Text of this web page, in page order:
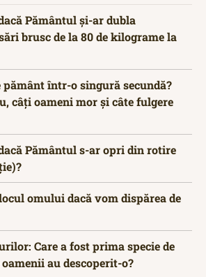
Pământul și-ar dubla
brusc de la 80 de kilograme la
pământ într-o singură secundă?
câți oameni mor și câte fulgere
Pământul s-ar opri din rotire
omului dacă vom dispărea de
Care a fost prima specie de
au descoperit-o?